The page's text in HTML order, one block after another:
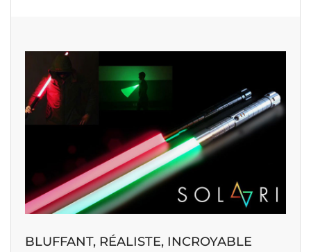
BLUFFANT, RÉALISTE, INCROYABLE